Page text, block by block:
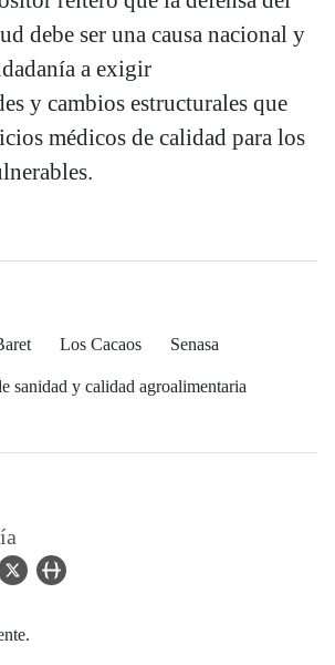
debe ser una causa nacional y
a exigir
y cambios estructurales que
médicos de calidad para los
Los Cacaos Senasa
sanidad y calidad agroalimentaria
Icon
Icon
user_url Icon